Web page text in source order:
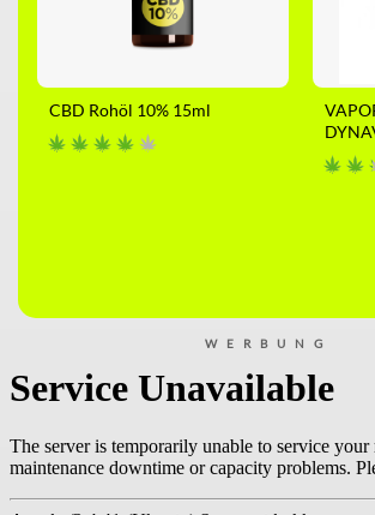
CBD Rohöl 10% 15ml
WERBUNG